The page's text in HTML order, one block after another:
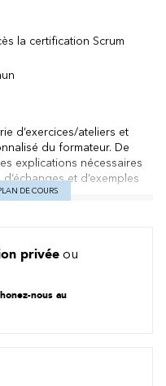
la certification Scrum
d’exercices/ateliers et
du formateur. De
explications nécessaires
et d’exemples
: valeurs et principes,
et événements
ou en anglais,
DE COURS
privée ou
nous au